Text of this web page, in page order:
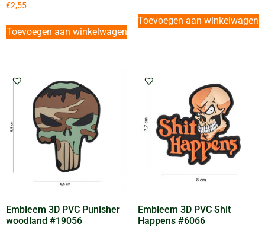
€2,55
Toevoegen aan winkelwagen
Toevoegen aan winkelwagen
Embleem 3D PVC Punisher
woodland #19056
Embleem 3D PVC Shit
Happens #6066